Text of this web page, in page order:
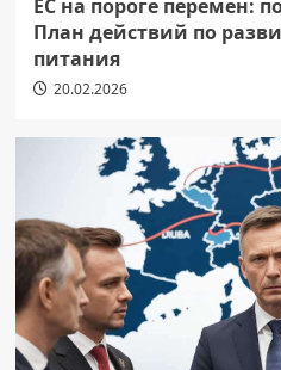
ЕС на пороге перемен:
План действий по
питания
20.02.2026